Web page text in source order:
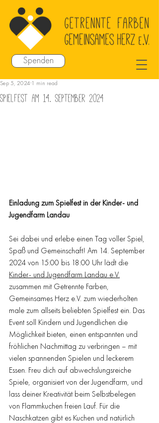
Spenden
Spielfest am 14. September 2024
Sep 5, 2024 1 min read
Einladung zum Spielfest in der Kinder- und
Jugendfarm Landau
Sei dabei und erlebe einen Tag voller Spiel,
Spaß und Gemeinschaft! Am 14. September
2024 von 15:00 bis 18:00 Uhr lädt die
Kinder- und Jugendfarm Landau e.V.
zusammen mit Getrennte Farben,
Gemeinsames Herz e.V. zum wiederholten
male zum allseits beliebten Spielfest ein. Das
Event soll Kindern und Jugendlichen die
Möglichkeit bieten, einen entspannten und
fröhlichen Nachmittag zu verbringen – mit
vielen spannenden Spielen und leckerem
Essen. Freu dich auf abwechslungsreiche
Spiele, organisiert von der Jugendfarm, und
lass deiner Kreativität beim Selbstbelegen
von Flammkuchen freien Lauf. Für die
Naschkatzen gibt es Kuchen und natürlich